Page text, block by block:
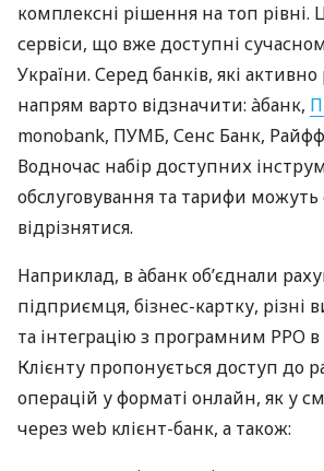
комплексні рішення на топ рівні.
сервіси, що вже доступні
України. Серед банків, які
напрям варто відзначити: àбанк,
monobank, ПУМБ, Сенс Банк,
Водночас набір доступних
обслуговування та тарифи можуть
відрізнятися.
Наприклад, в àбанк об’єднали
підприємця, бізнес-картку, різні
та інтеграцію з програмним РРО в
Клієнту пропонується доступ до
операцій у форматі онлайн, як у
через web клієнт-банк, а також: